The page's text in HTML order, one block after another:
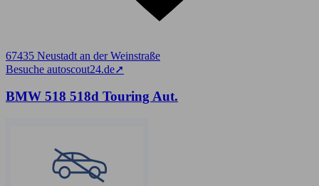
67435 Neustadt an der Weinstraße
Besuche autoscout24.de➚
BMW 518 518d Touring Aut.